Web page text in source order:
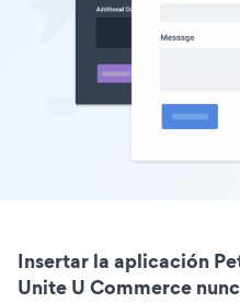
Insertar la aplicación
Unite U Commerce